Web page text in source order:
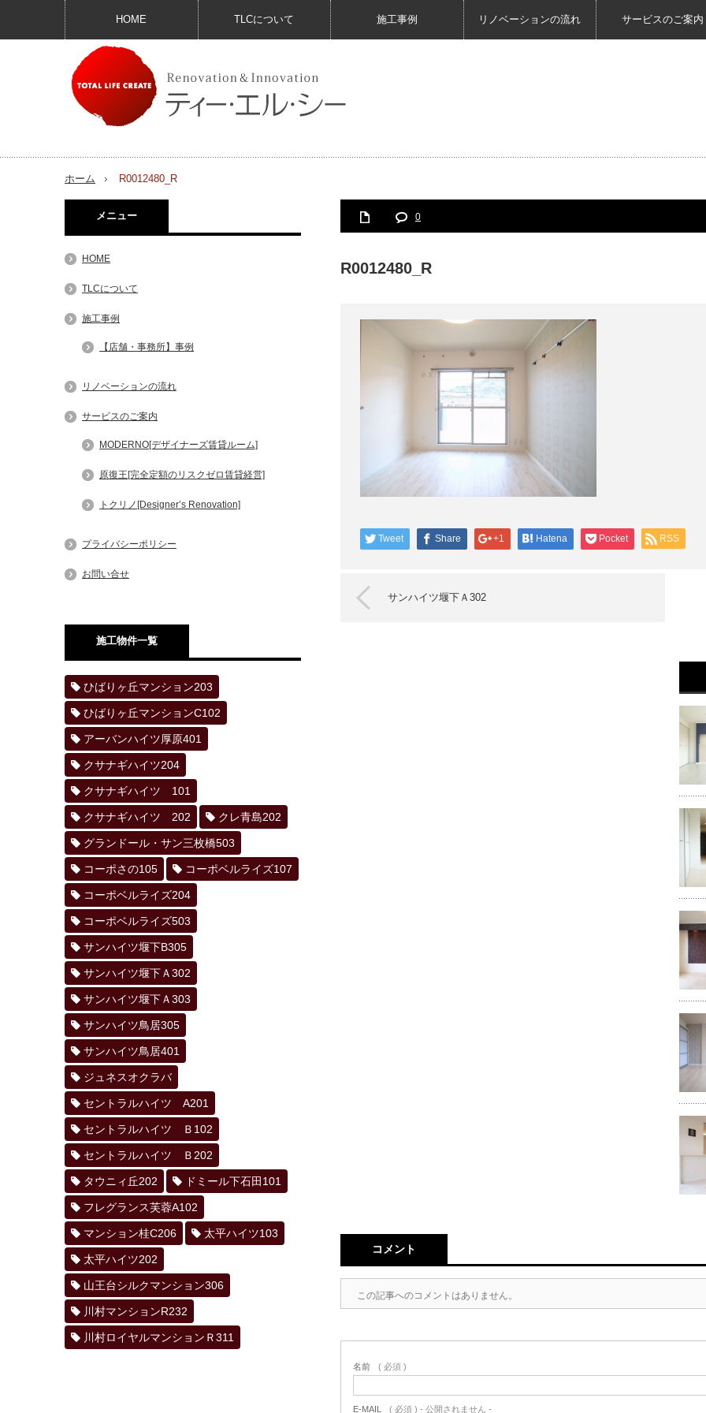
HOME TLCについて 施工事例 リノベーションの流れ サービスのご案内
ホーム R0012480_R
0
R0012480_R
Tweet Share +1 Hatena Pocket RSS
サンハイツ堰下Ａ302
コメント
この記事へのコメントはありません。
名前 ( 必須 )
E-MAIL ( 必須 ) - 公開されません -
メニュー
HOME
TLCについて
施工事例
【店舗・事務所】事例
リノベーションの流れ
サービスのご案内
MODERNO[デザイナーズ賃貸ルーム]
原復王[完全定額のリスクゼロ賃貸経営]
トクリノ[Designer’s Renovation]
プライバシーポリシー
お問い合せ
施工物件一覧
ひばりヶ丘マンション203
ひばりヶ丘マンションC102
アーバンハイツ厚原401
クサナギハイツ204
クサナギハイツ 101
クサナギハイツ 202 クレ青島202
グランドール・サン三枚橋503
コーポさの105 コーポベルライズ107
コーポベルライズ204
コーポベルライズ503
サンハイツ堰下B305
サンハイツ堰下Ａ302
サンハイツ堰下Ａ303
サンハイツ鳥居305
サンハイツ鳥居401
ジュネスオクラバ
セントラルハイツ A201
セントラルハイツ Ｂ102
セントラルハイツ Ｂ202
タウニィ丘202 ドミール下石田101
フレグランス芙蓉A102
マンション桂C206 太平ハイツ103
太平ハイツ202
山王台シルクマンション306
川村マンションR232
川村ロイヤルマンションＲ311